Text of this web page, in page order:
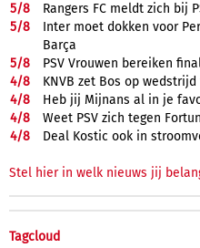
5/8
Rangers FC meldt zich bij
5/8
Inter moet dokken voor
Barça
5/8
PSV Vrouwen bereiken
4/8
KNVB zet Bos op
4/8
Heb jij Mijnans al in je
4/8
Weet PSV zich tegen
4/8 Deal Kostic ook in
Stel hier in welk nieuws jij
Tagcloud